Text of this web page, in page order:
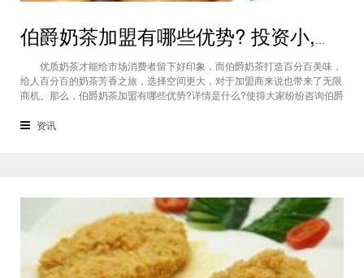
伯爵奶茶加盟有哪些优势? 投资小,盈利直接复制，2018加盟就赚!
优质奶茶才能给市场消费者留下好印象，而伯爵奶茶打造百分百美味，
给人百分百的奶茶芳香之旅，选择空间更大，对于加盟商来说也带来了无限
商机。那么，伯爵奶茶加盟有哪些优势?详情是什么?使得大家纷纷咨询伯爵
绍： 一、投资方式灵活 加盟伯爵奶茶项目，可以灵活选取加盟方
资讯